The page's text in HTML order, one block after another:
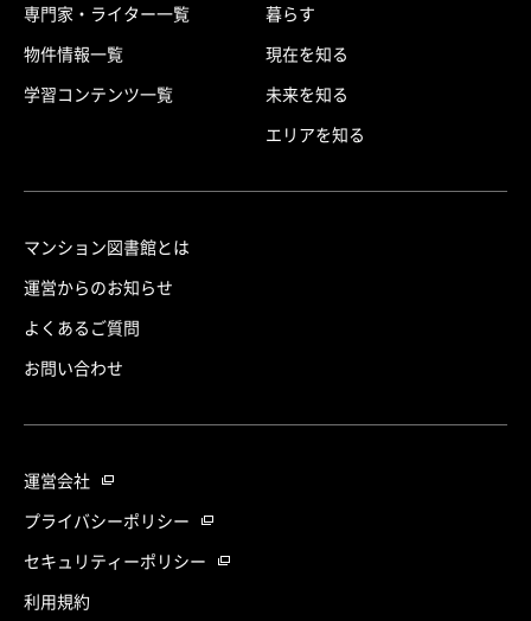
専門家・ライター一覧
物件情報一覧
学習コンテンツ一覧
暮らす
現在を知る
未来を知る
エリアを知る
マンション図書館とは
運営からのお知らせ
よくあるご質問
お問い合わせ
運営会社
プライバシーポリシー
セキュリティーポリシー
利用規約